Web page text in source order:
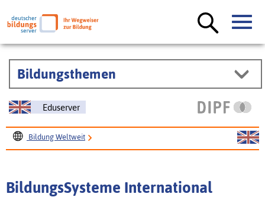
Bildungsthemen
Eduserver
Bildung Weltweit
BildungsSysteme International